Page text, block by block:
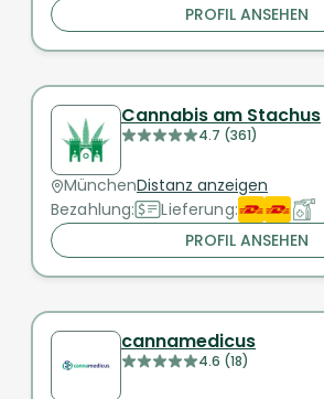
PROFIL ANSEHEN
Cannabis am Stachus
4.7 (361)
MünchenDistanz anzeigen
Bezahlung:
Lieferung:
PROFIL ANSEHEN
cannamedicus
4.6 (18)